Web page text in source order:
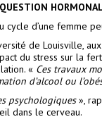
cycle d’une femme
de Louisville,
du stress sur la
« Ces travaux
d’alcool ou
psychologiques»,
dans le cerveau.